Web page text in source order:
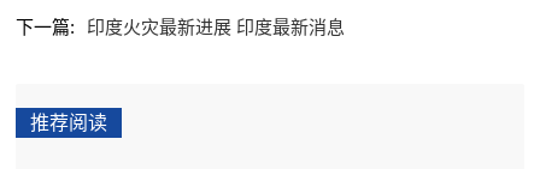
下一篇:
印度火灾最新进展 印度最新消息
推荐阅读